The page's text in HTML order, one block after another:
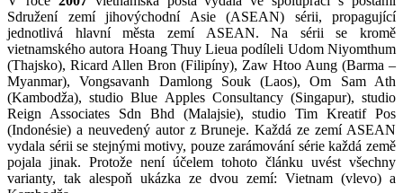
Sdružení zemí jihovýchodní Asie (ASEAN) sérii, propagující
jednotlivá hlavní města zemí ASEAN. Na sérii se kromě
vietnamského autora Hoang Thuy Lieua podíleli Udom Niyomthum
(Thajsko), Ricard Allen Bron (Filipíny), Zaw Htoo Aung (Barma –
Myanmar), Vongsavanh Damlong Souk (Laos), Om Sam Ath
(Kambodža), studio Blue Apples Consultancy (Singapur), studio
Reign Associates Sdn Bhd (Malajsie), studio Tim Kreatif Pos
(Indonésie) a neuvedený autor z Bruneje. Každá ze zemí ASEAN
vydala sérii se stejnými motivy, pouze zarámování série každá země
pojala jinak. Protože není účelem tohoto článku uvést všechny
varianty, tak alespoň ukázka ze dvou zemí: Vietnam (vlevo) a